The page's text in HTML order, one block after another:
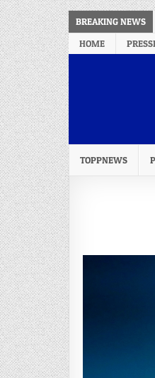
BREAKING NEWS
HOME
TOPPNEWS